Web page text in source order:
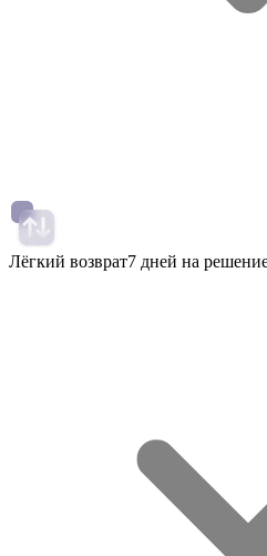
Лёгкий возврат7 дней на